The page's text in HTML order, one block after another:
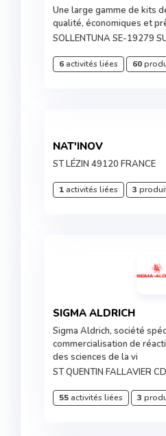
Une large gamme de kits
qualité, économiques et
SOLLENTUNA SE-19279
6activités liées 60
NAT'INOV
ST LÉZIN 49120 FRANCE
1activités liées 3
SIGMA ALDRICH
Sigma Aldrich, société
commercialisation de
des sciences de la vi
ST QUENTIN FALLAVIER
55activités liées 3